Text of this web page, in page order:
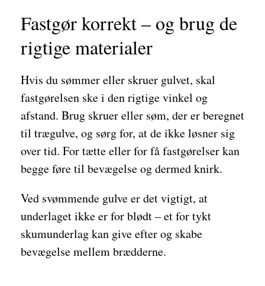
Fastgør korrekt – og brug de
rigtige materialer
Hvis du sømmer eller skruer gulvet, skal
fastgørelsen ske i den rigtige vinkel og
afstand. Brug skruer eller søm, der er beregnet
til trægulve, og sørg for, at de ikke løsner sig
over tid. For tætte eller for få fastgørelser kan
begge føre til bevægelse og dermed knirk.
Ved svømmende gulve er det vigtigt, at
underlaget ikke er for blødt – et for tykt
skumunderlag kan give efter og skabe
bevægelse mellem brædderne.